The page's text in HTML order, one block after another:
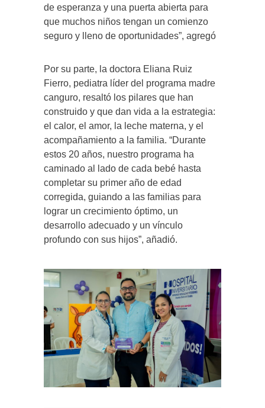
de esperanza y una puerta abierta para
que muchos niños tengan un comienzo
seguro y lleno de oportunidades”, agregó
Por su parte, la doctora Eliana Ruiz
Fierro, pediatra líder del programa madre
canguro, resaltó los pilares que han
construido y que dan vida a la estrategia:
el calor, el amor, la leche materna, y el
acompañamiento a la familia. “Durante
estos 20 años, nuestro programa ha
caminado al lado de cada bebé hasta
completar su primer año de edad
corregida, guiando a las familias para
lograr un crecimiento óptimo, un
desarrollo adecuado y un vínculo
profundo con sus hijos”, añadió.